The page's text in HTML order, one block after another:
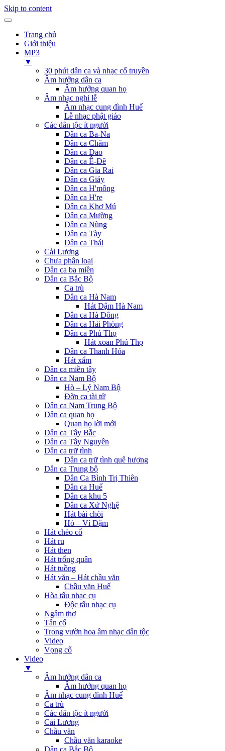
Skip to content
Trang chủ
Giới thiệu
MP3
▼
30 phút dân ca và nhạc cổ truyền
Âm hưởng dân ca
Âm hưởng quan họ
Âm nhạc nghi lễ
Âm nhạc cung đình Huế
Lễ nhạc phật giáo
Các dân tộc ít người
Dân ca Ba-Na
Dân ca Chăm
Dân ca Dao
Dân ca Ê-Đê
Dân ca Gia Rai
Dân ca Giáy
Dân ca H'mông
Dân ca H're
Dân ca Khơ Mú
Dân ca Mường
Dân ca Nùng
Dân ca Tày
Dân ca Thái
Cải Lương
Chưa phân loại
Dân ca ba miền
Dân ca Bắc Bộ
Ca trù
Dân ca Hà Nam
Hát Dậm Hà Nam
Dân ca Hà Đông
Dân ca Hải Phòng
Dân ca Phú Thọ
Hát xoan Phú Thọ
Dân ca Thanh Hóa
Hát xẩm
Dân ca miền tây
Dân ca Nam Bộ
Hò – Lý Nam Bộ
Đờn ca tài tử
Dân ca Nam Trung Bộ
Dân ca quan họ
Quan họ lời mới
Dân ca Tây Bắc
Dân ca Tây Nguyên
Dân ca trữ tình
Dân ca trữ tình quê hương
Dân ca Trung bộ
Dân Ca Bình Trị Thiên
Dân ca Huế
Dân ca khu 5
Dân ca Xứ Nghệ
Hát bài chòi
Hò – Ví Dặm
Hát chèo cổ
Hát ru
Hát then
Hát trống quân
Hát tuồng
Hát văn – Hát chầu văn
Chầu văn Huế
Hòa tấu nhạc cụ
Độc tấu nhạc cụ
Ngâm thơ
Tân cổ
Trong vườn hoa âm nhạc dân tộc
Video
Vọng cổ
Video
▼
Âm hưởng dân ca
Âm hưởng quan họ
Âm nhạc cung đình Huế
Ca trù
Các dân tộc ít người
Cải Lương
Chầu văn
Chầu văn karaoke
Dân ca Bắc Bộ